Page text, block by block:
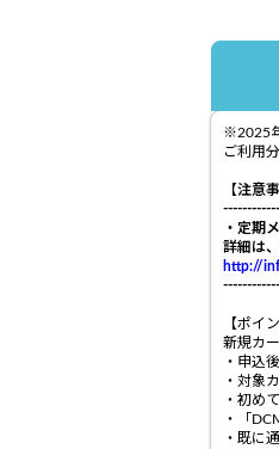
※2025
ご利用
【注意
・定期
詳細は
http://
【ポイ
新規カ
・申込
・対象
・初め
・「
・既に